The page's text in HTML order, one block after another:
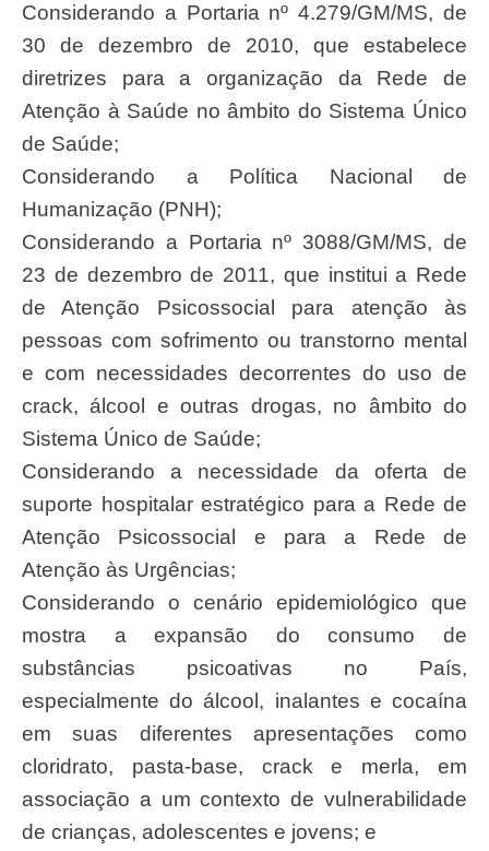
Considerando a Portaria nº 4.279/GM/MS, de
30 de dezembro de 2010, que estabelece
diretrizes para a organização da Rede de
Atenção à Saúde no âmbito do Sistema Único
de Saúde;
Considerando a Política Nacional de
Humanização (PNH);
Considerando a Portaria nº 3088/GM/MS, de
23 de dezembro de 2011, que institui a Rede
de Atenção Psicossocial para atenção às
pessoas com sofrimento ou transtorno mental
e com necessidades decorrentes do uso de
crack, álcool e outras drogas, no âmbito do
Sistema Único de Saúde;
Considerando a necessidade da oferta de
suporte hospitalar estratégico para a Rede de
Atenção Psicossocial e para a Rede de
Atenção às Urgências;
Considerando o cenário epidemiológico que
mostra a expansão do consumo de
substâncias psicoativas no País,
especialmente do álcool, inalantes e cocaína
em suas diferentes apresentações como
cloridrato, pasta-base, crack e merla, em
associação a um contexto de vulnerabilidade
de crianças, adolescentes e jovens; e